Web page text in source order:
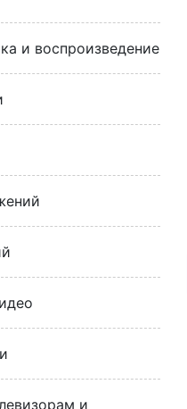
и воспроизведение
и